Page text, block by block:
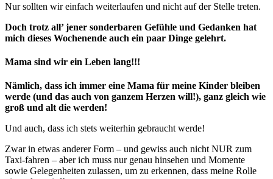
Nur sollten wir einfach weiterlaufen und nicht auf der Stelle treten.
Doch trotz all’ jener sonderbaren Gefühle und Gedanken hat
mich dieses Wochenende auch ein paar Dinge gelehrt.
Mama sind wir ein Leben lang!!!
Nämlich, dass ich immer eine Mama für meine Kinder bleiben
werde (und das auch von ganzem Herzen will!), ganz gleich wie
groß und alt die werden!
Und auch, dass ich stets weiterhin gebraucht werde!
Zwar in etwas anderer Form – und gewiss auch nicht NUR zum
Taxi-fahren – aber ich muss nur genau hinsehen und Momente
sowie Gelegenheiten zulassen, um zu erkennen, dass meine Rolle